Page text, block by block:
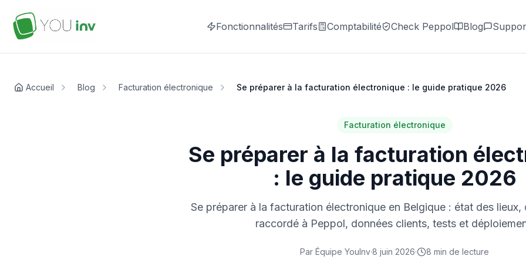
Fonctionnalités Tarifs Comptabilité Check Peppol Blog
Accueil Blog Facturation électronique Se préparer à la facturation électronique : le guide pratique 2026
Facturation électronique
Se préparer à la facturation
: le guide pratique 2026
Se préparer à la facturation électronique en Belgique : état des
raccordé à Peppol, données clients, tests et
Par Équipe YouInv·8 juin 2026· 8 min de lecture